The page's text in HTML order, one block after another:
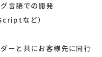
言語での開発
など）
ーと共にお客様先に同行